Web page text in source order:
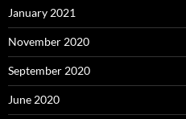
January 2021
November 2020
September 2020
June 2020